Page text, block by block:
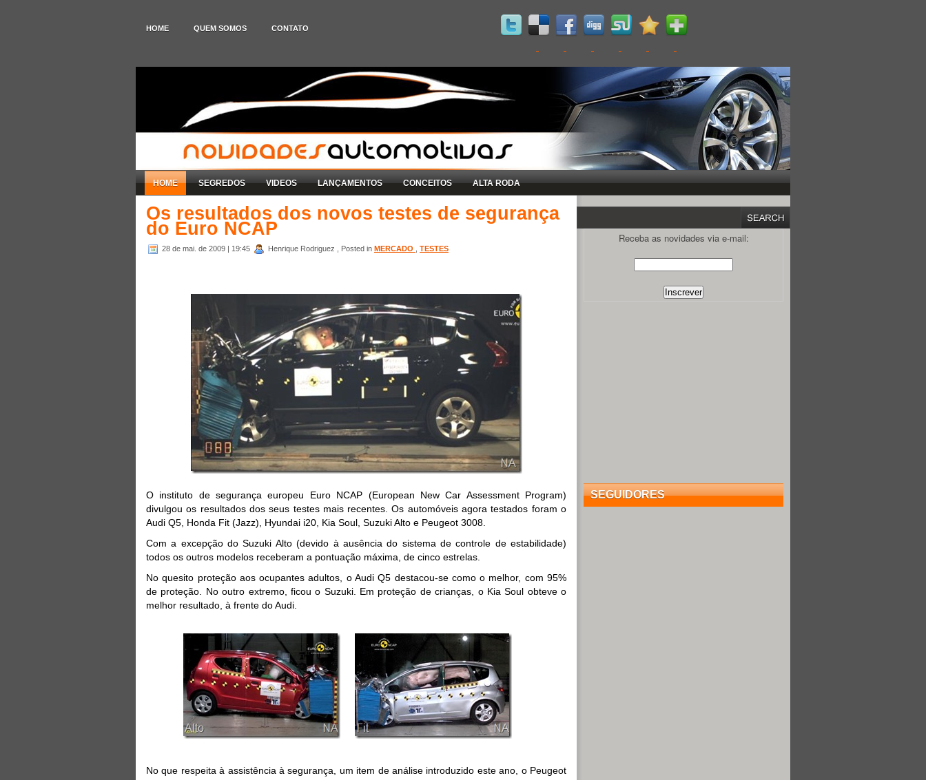
HOME QUEM SOMOS CONTATO
HOME SEGREDOS VIDEOS LANÇAMENTOS CONCEITOS ALTA RODA
Os resultados dos novos testes de segurança
do Euro NCAP
28 de mai. de 2009 | 19:45 Henrique Rodriguez , Posted in MERCADO TESTES
O instituto de segurança europeu Euro NCAP (European New Car Assessment Program)
divulgou os resultados dos seus testes mais recentes. Os automóveis agora testados foram o
Audi Q5, Honda Fit (Jazz), Hyundai i20, Kia Soul, Suzuki Alto e Peugeot 3008.
Com a excepção do Suzuki Alto (devido à ausência do sistema de controle de estabilidade)
todos os outros modelos receberam a pontuação máxima, de cinco estrelas.
No quesito proteção aos ocupantes adultos, o Audi Q5 destacou-se como o melhor, com 95%
de proteção. No outro extremo, ficou o Suzuki. Em proteção de crianças, o Kia Soul obteve o
melhor resultado, à frente do Audi.
No que respeita à assistência à segurança, um item de análise introduzido este ano, o Peugeot
Receba as novidades via e-mail:
SEGUIDORES